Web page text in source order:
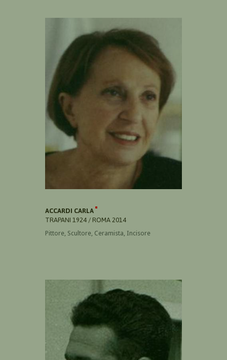
ACCARDI CARLA
TRAPANI 1924 / ROMA 2014
Pittore, Scultore, Ceramista, Incisore